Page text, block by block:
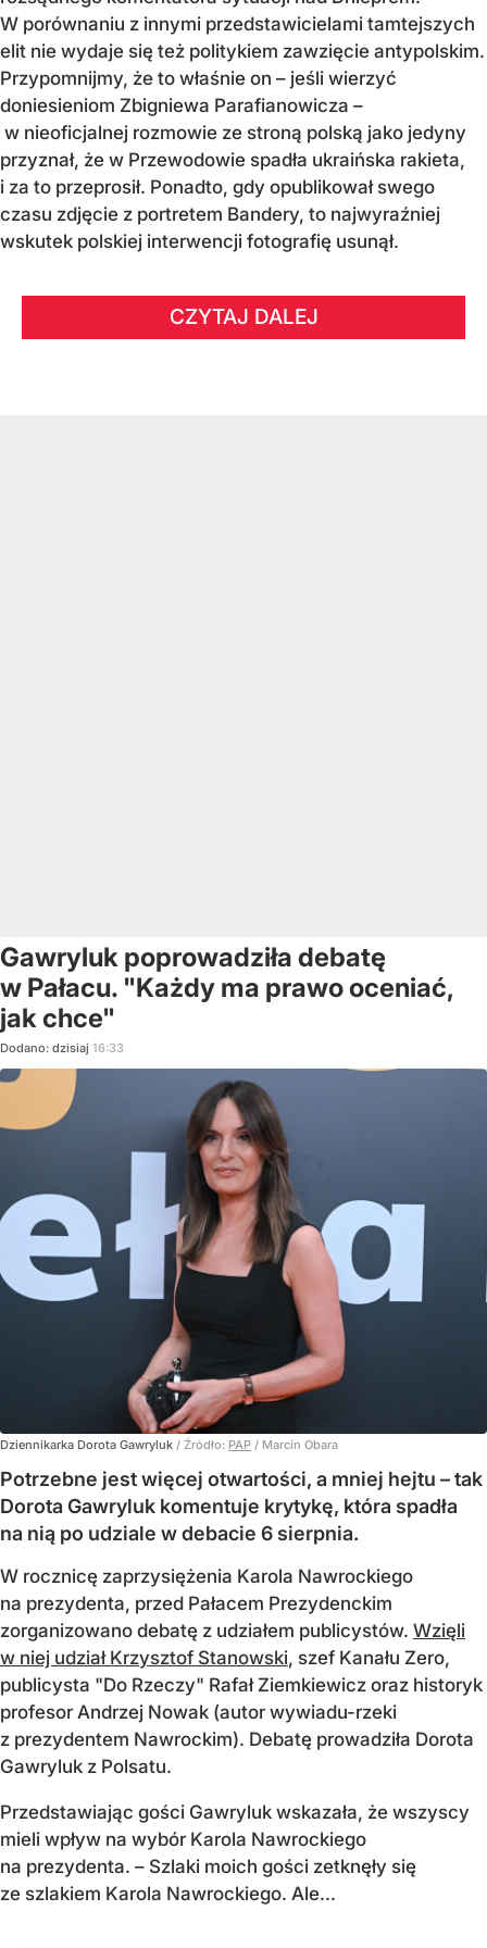
W porównaniu z innymi przedstawicielami tamtejszych
elit nie wydaje się też politykiem zawzięcie antypolskim.
Przypomnijmy, że to właśnie on – jeśli wierzyć
doniesieniom Zbigniewa Parafianowicza –
w nieoficjalnej rozmowie ze stroną polską jako jedyny
przyznał, że w Przewodowie spadła ukraińska rakieta,
i za to przeprosił. Ponadto, gdy opublikował swego
czasu zdjęcie z portretem Bandery, to najwyraźniej
wskutek polskiej interwencji fotografię usunął.
CZYTAJ DALEJ
Gawryluk poprowadziła debatę
w Pałacu. "Każdy ma prawo oceniać,
jak chce"
Dodano: dzisiaj 16:33
Dziennikarka Dorota Gawryluk / Źródło: PAP / Marcin Obara
Potrzebne jest więcej otwartości, a mniej hejtu – tak
Dorota Gawryluk komentuje krytykę, która spadła
na nią po udziale w debacie 6 sierpnia.
W rocznicę zaprzysiężenia Karola Nawrockiego
na prezydenta, przed Pałacem Prezydenckim
zorganizowano debatę z udziałem publicystów. Wzięli
w niej udział Krzysztof Stanowski, szef Kanału Zero,
publicysta "Do Rzeczy" Rafał Ziemkiewicz oraz historyk
profesor Andrzej Nowak (autor wywiadu-rzeki
z prezydentem Nawrockim). Debatę prowadziła Dorota
Gawryluk z Polsatu.
Przedstawiając gości Gawryluk wskazała, że wszyscy
mieli wpływ na wybór Karola Nawrockiego
na prezydenta. – Szlaki moich gości zetknęły się
ze szlakiem Karola Nawrockiego. Ale...